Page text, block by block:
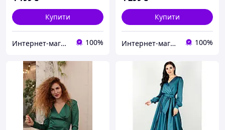
Купити
Интернет-магазин "OnLady" 100%
Купити
Интернет-магазин "OnLady" 100%